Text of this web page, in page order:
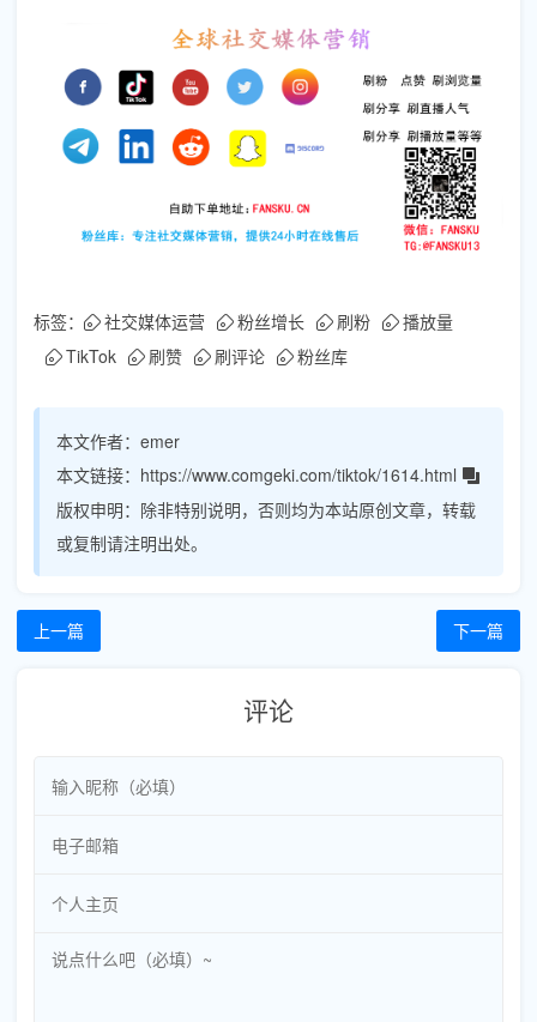
标签： 社交媒体运营 粉丝增长 刷粉
播放量
TikTok
刷赞 刷评论 粉丝库
本文作者： emer
本文链接： https://www.comgeki.com/tiktok/1614.html
版权申明： 除非特别说明，否则均为本站原创文章，转载
或复制请注明出处。
上一篇 下一篇
评论